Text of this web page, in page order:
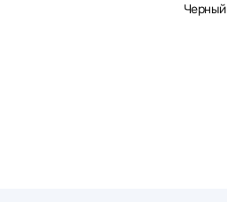
Черный